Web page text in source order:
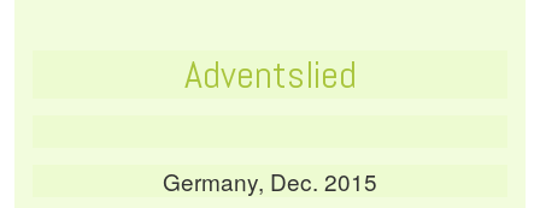
Adventslied
Germany, Dec. 2015